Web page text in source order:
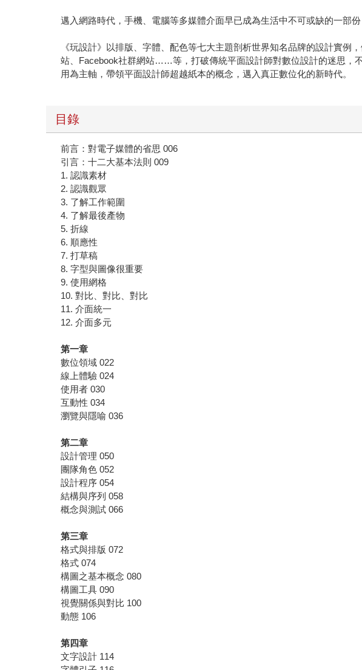
邁入網路時代，手機、電腦等多媒體介面早已成為生活中不可或缺的一部
《玩設計》以排版、字體、配色等七大主題剖析世界知名品牌的設計實例
站、Facebook社群網站……等，打破傳統平面設計師對數位設計的迷思，
用為主軸，帶領平面設計師超越紙本的概念，邁入真正數位化的新時代。
目錄
前言：對電子媒體的省思 006
引言：十二大基本法則 009
1. 認識素材
2. 認識觀眾
3. 了解工作範圍
4. 了解最後產物
5. 折線
6. 順應性
7. 打草稿
8. 字型與圖像很重要
9. 使用網格
10. 對比、對比、對比
11. 介面統一
12. 介面多元
第一章
數位領域 022
線上體驗 024
使用者 030
互動性 034
瀏覽與隱喻 036
第二章
設計管理 050
團隊角色 052
設計程序 054
結構與序列 058
概念與測試 066
第三章
格式與排版 072
格式 074
構圖之基本概念 080
構圖工具 090
視覺關係與對比 100
動態 106
第四章
文字設計 114